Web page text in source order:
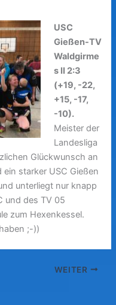
USC
Gießen-TV
Waldgirme
s II 2:3
(+19, -22,
+15, -17,
-10).
Meister der
Landesliga
Glückwunsch an
starker USC Gießen
unterliegt nur knapp
und des TV 05
zum Hexenkessel.
;-))
WEITER